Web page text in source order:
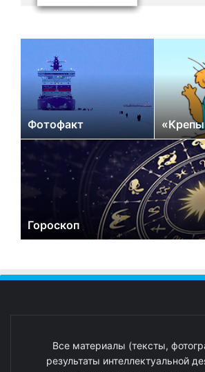
Фотофакт
Гороскоп
Все материалы (тексты,
результаты интеллектуальной